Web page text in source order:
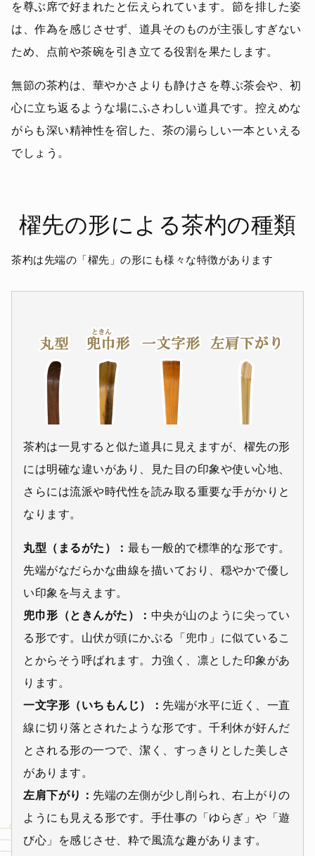
を尊ぶ席で好まれたと伝えられています。節を排した姿
は、作為を感じさせず、道具そのものが主張しすぎない
ため、点前や茶碗を引き立てる役割を果たします。
無節の茶杓は、華やかさよりも静けさを尊ぶ茶会や、初
心に立ち返るような場にふさわしい道具です。控えめな
がらも深い精神性を宿した、茶の湯らしい一本といえる
でしょう。
櫂先の形による茶杓の種類
茶杓は先端の「櫂先」の形にも様々な特徴があります
茶杓は一見すると似た道具に見えますが、櫂先の形
には明確な違いがあり、見た目の印象や使い心地、
さらには流派や時代性を読み取る重要な手がかりと
なります。
丸型（まるがた）： 最も一般的で標準的な形です。
先端がなだらかな曲線を描いており、穏やかで優し
い印象を与えます。
兜巾形（ときんがた）： 中央が山のように尖ってい
る形です。山伏が頭にかぶる「兜巾」に似ているこ
とからそう呼ばれます。力強く、凛とした印象があ
ります。
一文字形（いちもんじ）： 先端が水平に近く、一直
線に切り落とされたような形です。千利休が好んだ
とされる形の一つで、潔く、すっきりとした美しさ
があります。
左肩下がり： 先端の左側が少し削られ、右上がりの
ようにも見える形です。手仕事の「ゆらぎ」や「遊
び心」を感じさせ、粋で風流な趣があります。